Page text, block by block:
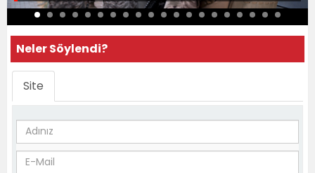
Neler Söylendi?
Site